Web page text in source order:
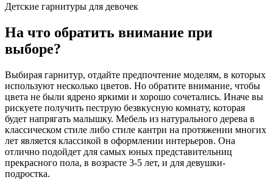
Детские гарнитуры для девочек
На что обратить внимание при
выборе?
Выбирая гарнитур, отдайте предпочтение моделям, в которых
используют несколько цветов. Но обратите внимание, чтобы
цвета не были ядрено яркими и хорошо сочетались. Иначе вы
рискуете получить пеструю безвкусную комнату, которая
будет напрягать малышку. Мебель из натурального дерева в
классическом стиле либо стиле кантри на протяжении многих
лет является классикой в оформлении интерьеров. Она
отлично подойдет для самых юных представительниц
прекрасного пола, в возрасте 3-5 лет, и для девушки-
подростка.